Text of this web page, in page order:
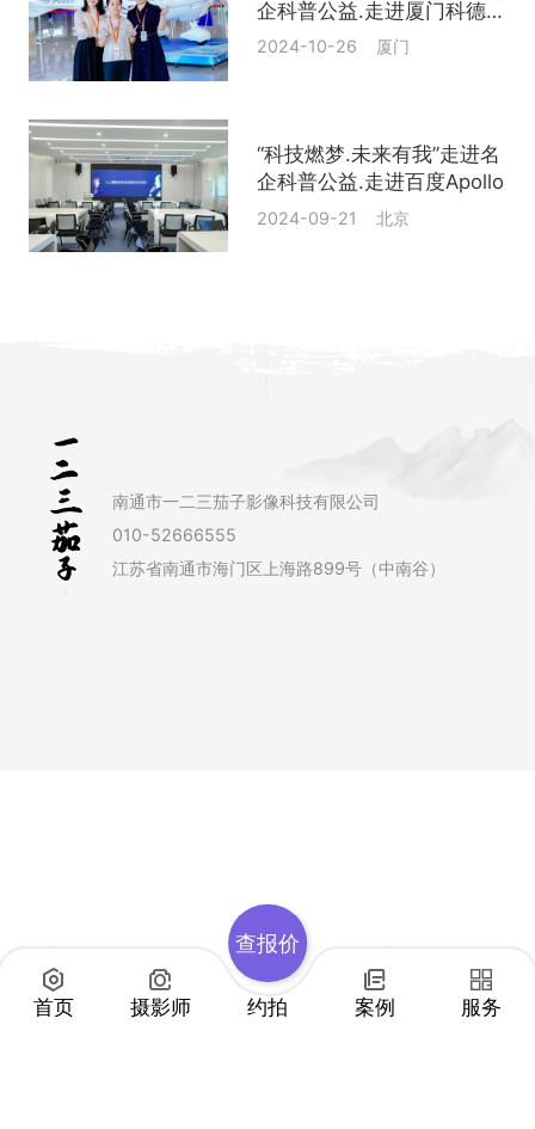
企科普公益.走进厦门科德航
空基地
2024-10-26 厦门
“科技燃梦.未来有我”走进名
企科普公益.走进百度Apollo
2024-09-21 北京
南通市一二三茄子影像科技有限公司
010-52666555
江苏省南通市海门区上海路899号（中南谷）
首页 摄影师
查报价
约拍 案例 服务